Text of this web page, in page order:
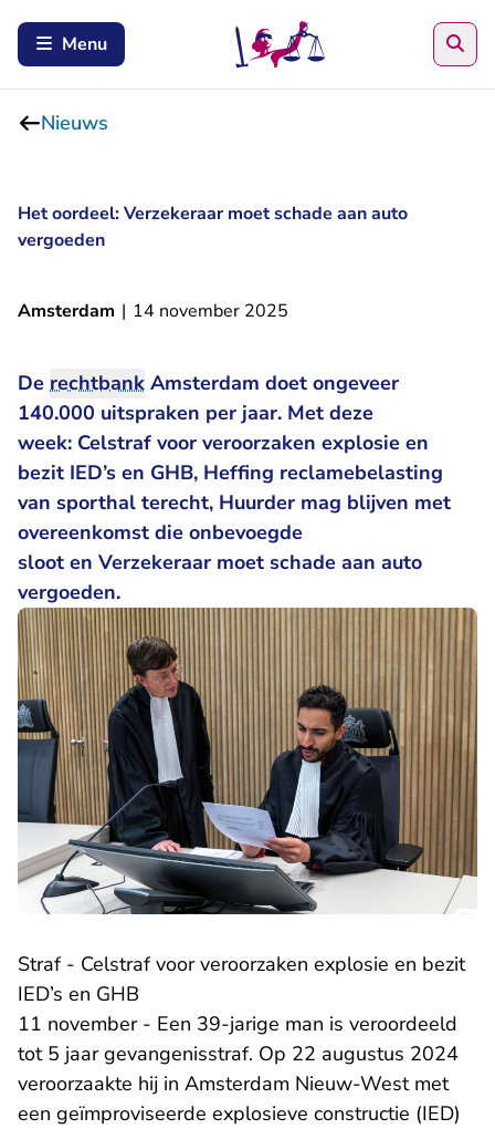
Menu
Nieuws
Het oordeel: Verzekeraar moet schade aan auto
vergoeden
Amsterdam | 14 november 2025
De rechtbank Amsterdam doet ongeveer
140.000 uitspraken per jaar. Met deze
week: Celstraf voor veroorzaken explosie en
bezit IED’s en GHB, Heffing reclamebelasting
van sporthal terecht, Huurder mag blijven met
overeenkomst die onbevoegde
sloot en Verzekeraar moet schade aan auto
vergoeden.
Straf - Celstraf voor veroorzaken explosie en bezit
IED’s en GHB
11 november - Een 39-jarige man is veroordeeld
tot 5 jaar gevangenisstraf. Op 22 augustus 2024
veroorzaakte hij in Amsterdam Nieuw-West met
een geïmproviseerde explosieve constructie (IED)